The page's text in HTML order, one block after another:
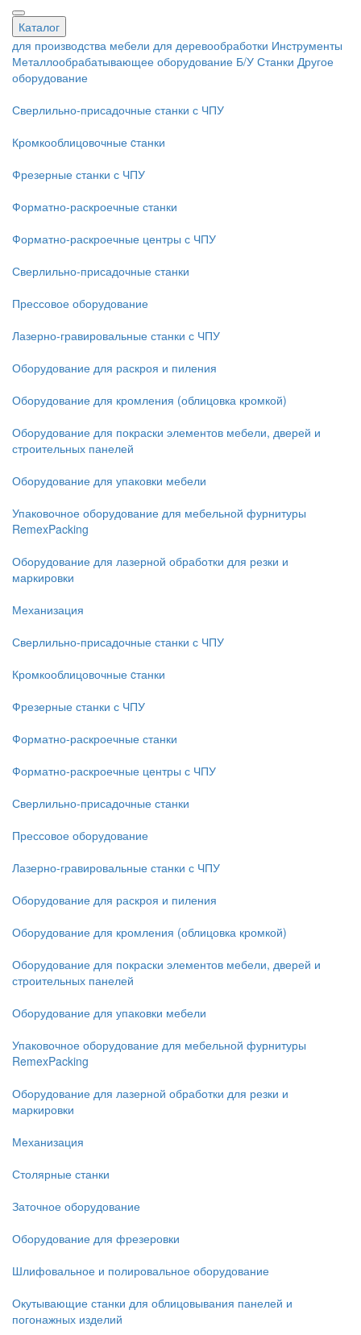
Каталог
для производства мебели для деревообработки Инструменты
Металлообрабатывающее оборудование Б/У Станки Другое
оборудование
Сверлильно-присадочные станки с ЧПУ
Кромкооблицовочные cтанки
Фрезерные станки с ЧПУ
Форматно-раскроечные станки
Форматно-раскроечные центры с ЧПУ
Сверлильно-присадочные станки
Прессовое оборудование
Лазерно-гравировальные станки с ЧПУ
Оборудование для раскроя и пиления
Оборудование для кромления (облицовка кромкой)
Оборудование для покраски элементов мебели, дверей и
строительных панелей
Оборудование для упаковки мебели
Упаковочное оборудование для мебельной фурнитуры
RemexPacking
Оборудование для лазерной обработки для резки и
маркировки
Механизация
Сверлильно-присадочные станки с ЧПУ
Кромкооблицовочные cтанки
Фрезерные станки с ЧПУ
Форматно-раскроечные станки
Форматно-раскроечные центры с ЧПУ
Сверлильно-присадочные станки
Прессовое оборудование
Лазерно-гравировальные станки с ЧПУ
Оборудование для раскроя и пиления
Оборудование для кромления (облицовка кромкой)
Оборудование для покраски элементов мебели, дверей и
строительных панелей
Оборудование для упаковки мебели
Упаковочное оборудование для мебельной фурнитуры
RemexPacking
Оборудование для лазерной обработки для резки и
маркировки
Механизация
Столярные станки
Заточное оборудование
Оборудование для фрезеровки
Шлифовальное и полировальное оборудование
Окутывающие станки для облицовывания панелей и
погонажных изделий